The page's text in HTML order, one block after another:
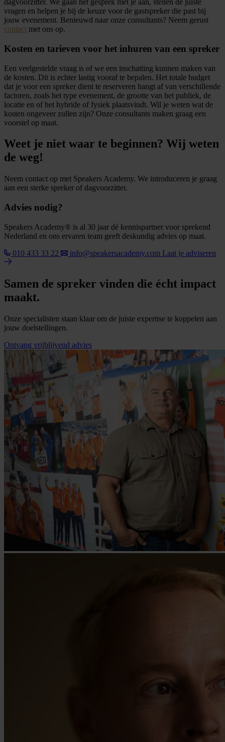
dagvoorzitter. We gaan het gesprek met je aan, stellen de juiste
vragen en helpen je bij de keuze voor de gastspreker die past bij
jouw evenement. Benieuwd naar onze consultants? Neem gerust
contact met ons op.
Kosten en tarieven voor het inhuren van een spreker
Een veelgestelde vraag is of we een inschatting kunnen maken van
de kosten. Dit is echter lastig vooraf te bepalen. Het totale budget
dat je voor een spreker dient te reserveren hangt af van verschillende
factoren, zoals het type evenement, de grootte van het publiek, de
locatie en of het hybride of fysiek plaatsvindt. Wil je weten wat de
kosten ongeveer zullen zijn? Onze consultants maken graag een
voorstel op maat.
Weet je niet waar te beginnen? Wij weten
de weg!
Neem contact op met Speakers Academy. We introduceren je graag
aan een sterke spreker of dagvoorzitter.
Advies nodig?
Speakers Academy® is al 30 jaar dé kennispartner voor sprekend
Nederland en ons ervaren team geeft deskundig advies op maat.
010 433 33 22
info@speakersacademy.com Laat je adviseren
Samen de spreker vinden die écht impact
maakt.
Onze specialisten staan klaar om de juiste expertise te koppelen aan
jouw doelstellingen.
Ontvang vrijblijvend advies